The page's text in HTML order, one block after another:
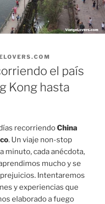
el país
Kong hasta
recorriendoChina
. Un viaje non-stop
minuto, cada anécdota,
mucho y se
Intentaremos
y experiencias que
elaborado a fuego